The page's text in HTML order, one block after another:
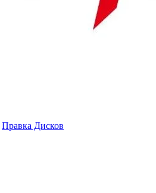
Правка Дисков